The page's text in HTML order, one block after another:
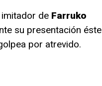
imitador de Farruko
su presentación éste
por atrevido.